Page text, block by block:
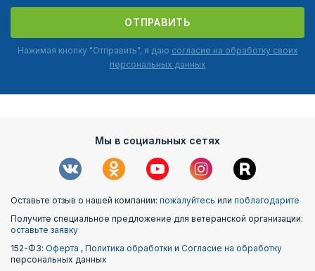
ОТПРАВИТЬ
Нажимая кнопку "Отправить", я даю согласие на обработку своих
персональных данных
Мы в социальных сетях
Оставьте отзыв о нашей компании: пожалуйтесь или поблагодарите
Получите специальное предложение для ветеранской организации:
оставьте заявку
152-ФЗ: Оферта , Политика обработки и Согласие на обработку
персональных данных